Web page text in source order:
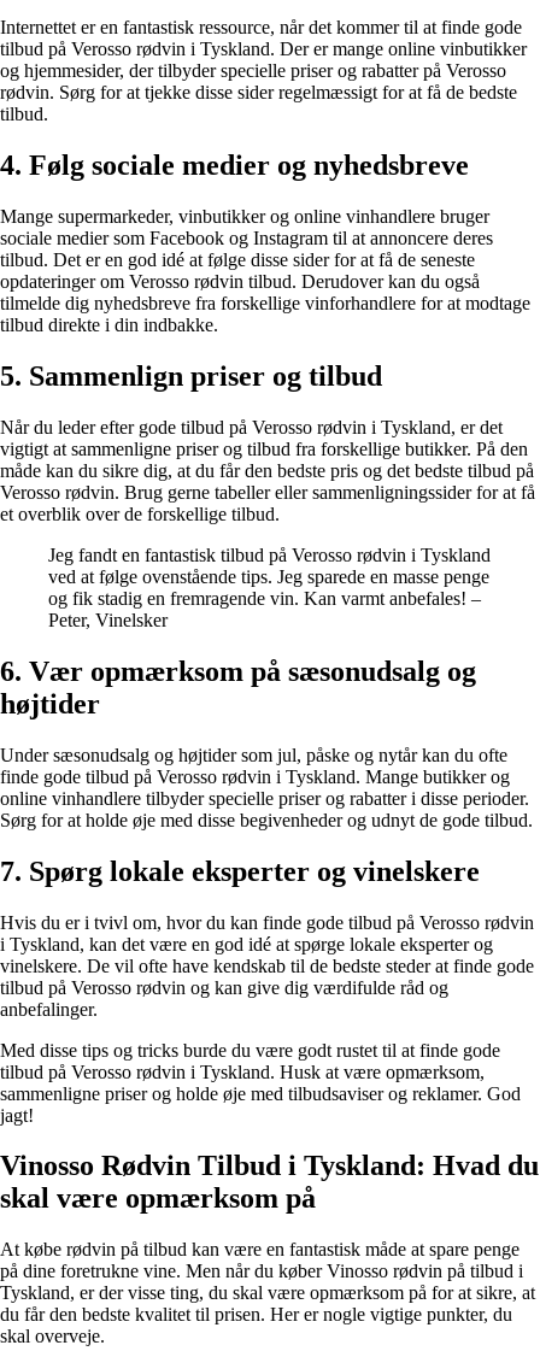
Internettet er en fantastisk ressource, når det kommer til at finde gode
tilbud på Verosso rødvin i Tyskland. Der er mange online vinbutikker
og hjemmesider, der tilbyder specielle priser og rabatter på Verosso
rødvin. Sørg for at tjekke disse sider regelmæssigt for at få de bedste
tilbud.
4. Følg sociale medier og nyhedsbreve
Mange supermarkeder, vinbutikker og online vinhandlere bruger
sociale medier som Facebook og Instagram til at annoncere deres
tilbud. Det er en god idé at følge disse sider for at få de seneste
opdateringer om Verosso rødvin tilbud. Derudover kan du også
tilmelde dig nyhedsbreve fra forskellige vinforhandlere for at modtage
tilbud direkte i din indbakke.
5. Sammenlign priser og tilbud
Når du leder efter gode tilbud på Verosso rødvin i Tyskland, er det
vigtigt at sammenligne priser og tilbud fra forskellige butikker. På den
måde kan du sikre dig, at du får den bedste pris og det bedste tilbud på
Verosso rødvin. Brug gerne tabeller eller sammenligningssider for at få
et overblik over de forskellige tilbud.
Jeg fandt en fantastisk tilbud på Verosso rødvin i Tyskland
ved at følge ovenstående tips. Jeg sparede en masse penge
og fik stadig en fremragende vin. Kan varmt anbefales! –
Peter, Vinelsker
6. Vær opmærksom på sæsonudsalg og
højtider
Under sæsonudsalg og højtider som jul, påske og nytår kan du ofte
finde gode tilbud på Verosso rødvin i Tyskland. Mange butikker og
online vinhandlere tilbyder specielle priser og rabatter i disse perioder.
Sørg for at holde øje med disse begivenheder og udnyt de gode tilbud.
7. Spørg lokale eksperter og vinelskere
Hvis du er i tvivl om, hvor du kan finde gode tilbud på Verosso rødvin
i Tyskland, kan det være en god idé at spørge lokale eksperter og
vinelskere. De vil ofte have kendskab til de bedste steder at finde gode
tilbud på Verosso rødvin og kan give dig værdifulde råd og
anbefalinger.
Med disse tips og tricks burde du være godt rustet til at finde gode
tilbud på Verosso rødvin i Tyskland. Husk at være opmærksom,
sammenligne priser og holde øje med tilbudsaviser og reklamer. God
jagt!
Vinosso Rødvin Tilbud i Tyskland: Hvad du
skal være opmærksom på
At købe rødvin på tilbud kan være en fantastisk måde at spare penge
på dine foretrukne vine. Men når du køber Vinosso rødvin på tilbud i
Tyskland, er der visse ting, du skal være opmærksom på for at sikre, at
du får den bedste kvalitet til prisen. Her er nogle vigtige punkter, du
skal overveje.